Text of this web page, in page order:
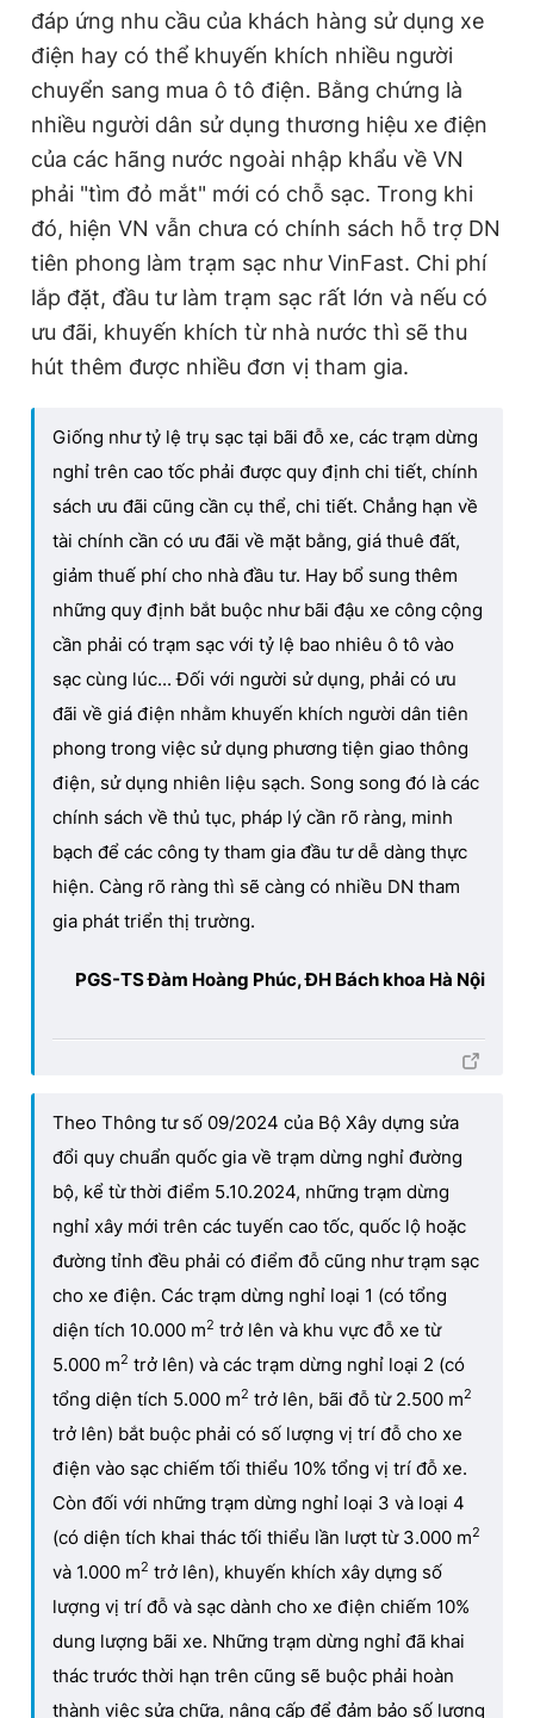
đáp ứng nhu cầu của khách hàng sử dụng xe
điện hay có thể khuyến khích nhiều người
chuyển sang mua ô tô điện. Bằng chứng là
nhiều người dân sử dụng thương hiệu xe điện
của các hãng nước ngoài nhập khẩu về VN
phải "tìm đỏ mắt" mới có chỗ sạc. Trong khi
đó, hiện VN vẫn chưa có chính sách hỗ trợ DN
tiên phong làm trạm sạc như VinFast. Chi phí
lắp đặt, đầu tư làm trạm sạc rất lớn và nếu có
ưu đãi, khuyến khích từ nhà nước thì sẽ thu
hút thêm được nhiều đơn vị tham gia.
Giống như tỷ lệ trụ sạc tại bãi đỗ xe, các trạm dừng
nghỉ trên cao tốc phải được quy định chi tiết, chính
sách ưu đãi cũng cần cụ thể, chi tiết. Chẳng hạn về
tài chính cần có ưu đãi về mặt bằng, giá thuê đất,
giảm thuế phí cho nhà đầu tư. Hay bổ sung thêm
những quy định bắt buộc như bãi đậu xe công cộng
cần phải có trạm sạc với tỷ lệ bao nhiêu ô tô vào
sạc cùng lúc... Đối với người sử dụng, phải có ưu
đãi về giá điện nhằm khuyến khích người dân tiên
phong trong việc sử dụng phương tiện giao thông
điện, sử dụng nhiên liệu sạch. Song song đó là các
chính sách về thủ tục, pháp lý cần rõ ràng, minh
bạch để các công ty tham gia đầu tư dễ dàng thực
hiện. Càng rõ ràng thì sẽ càng có nhiều DN tham
gia phát triển thị trường.
PGS-TS Đàm Hoàng Phúc, ĐH Bách khoa Hà Nội
Theo Thông tư số 09/2024 của Bộ Xây dựng sửa
đổi quy chuẩn quốc gia về trạm dừng nghỉ đường
bộ, kể từ thời điểm 5.10.2024, những trạm dừng
nghỉ xây mới trên các tuyến cao tốc, quốc lộ hoặc
đường tỉnh đều phải có điểm đỗ cũng như trạm sạc
cho xe điện. Các trạm dừng nghỉ loại 1 (có tổng
diện tích 10.000 m2 trở lên và khu vực đỗ xe từ
5.000 m2 trở lên) và các trạm dừng nghỉ loại 2 (có
tổng diện tích 5.000 m2 trở lên, bãi đỗ từ 2.500 m2
trở lên) bắt buộc phải có số lượng vị trí đỗ cho xe
điện vào sạc chiếm tối thiểu 10% tổng vị trí đỗ xe.
Còn đối với những trạm dừng nghỉ loại 3 và loại 4
(có diện tích khai thác tối thiểu lần lượt từ 3.000 m2
và 1.000 m2 trở lên), khuyến khích xây dựng số
lượng vị trí đỗ và sạc dành cho xe điện chiếm 10%
dung lượng bãi xe. Những trạm dừng nghỉ đã khai
thác trước thời hạn trên cũng sẽ buộc phải hoàn
thành việc sửa chữa, nâng cấp để đảm bảo số lượng